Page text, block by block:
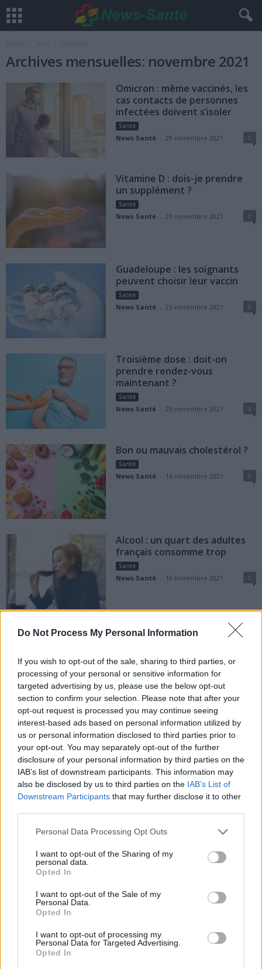
Do Not Process My Personal Information
If you wish to opt-out of the sale, sharing to third parties, or
processing of your personal or sensitive information for
targeted advertising by us, please use the below opt-out
section to confirm your selection. Please note that after your
opt-out request is processed you may continue seeing
interest-based ads based on personal information utilized by
us or personal information disclosed to third parties prior to
your opt-out. You may separately opt-out of the further
disclosure of your personal information by third parties on the
IAB’s list of downstream participants. This information may
also be disclosed by us to third parties on the IAB’s List of
Downstream Participants that may further disclose it to other
Personal Data Processing Opt Outs
I want to opt-out of the Sharing of my
personal data.
Opted In
I want to opt-out of the Sale of my
Personal Data.
Opted In
I want to opt-out of processing my
Personal Data for Targeted Advertising.
Opted In
Archives mensuelles: novembre 2021
Omicron : même vaccinés, les
cas contacts de personnes
infectées doivent s’isoler
Santé
News Santé - 29 novembre 2021 0
Vitamine D : dois-je prendre
un supplément ?
Santé
News Santé - 23 novembre 2021 0
Guadeloupe : les soignants
peuvent choisir leur vaccin
Santé
News Santé - 23 novembre 2021 0
Troisième dose : doit-on
prendre rendez-vous
maintenant ?
Santé
News Santé - 23 novembre 2021 0
Bon ou mauvais cholestérol ?
Santé
News Santé - 16 novembre 2021 0
Alcool : un quart des adultes
français consomme trop
Santé
News Santé - 10 novembre 2021 0
Troisième dose obligatoire
News Santé 10 novembre 2021
Populaires
Médicament retiré en urgence pour risques graves et données falsifiées
3k views
symptôme à repérer
Je suis cardiologue et voici le seul chocolat que je valide : c’est le
Cancer du foie : Symptômes silencieux mais vitaux à connaître
CARTE. Le cancer est plus mortel dans cette région qu’ailleurs : les